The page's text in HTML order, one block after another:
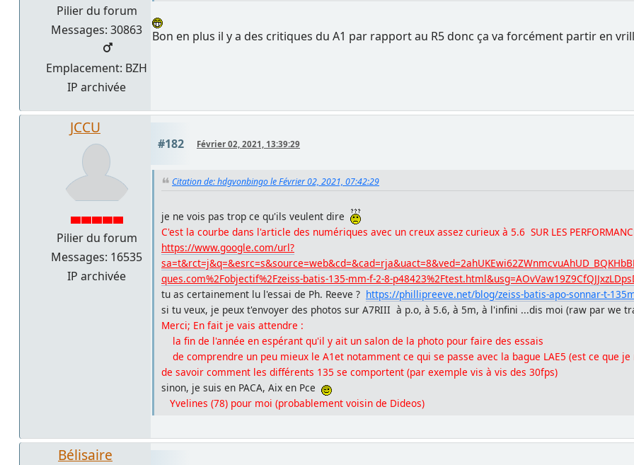
Pilier du forum
Messages: 30863
Emplacement: BZH
IP archivée
Bon en plus il y a des critiques du A1 par rapport au R5 donc ça va forcément partir en
JCCU
Pilier du forum
Messages: 16535
IP archivée
#182 Février 02, 2021, 13:39:29
Citation de: hdgvonbingo le Février 02, 2021, 07:42:29
je ne vois pas trop ce qu'ils veulent dire
C'est la courbe dans l'article des numériques avec un creux assez curieux à 5.6 SUR LES
https://www.google.com/url?
ques.com%2Fobjectif%2Fzeiss-batis-135-mm-f-2-8-
tu as certainement lu l'essai de Ph. Reeve ? https://phillipreeve.net/blog/zeiss-batis-apo-sonnar-t-
si tu veux, je peux t'envoyer des photos sur A7RIII à p.o, à 5.6, à 5m, à l'infini ...dis moi (raw par we
Merci; En fait je vais attendre :
la fin de l'année en espérant qu'il y ait un salon de la photo pour faire des essais
de comprendre un peu mieux le A1et notamment ce qui se passe avec la bague LAE5 (est ce que
de savoir comment les différents 135 se comportent (par exemple vis à vis des 30fps)
sinon, je suis en PACA, Aix en Pce
Yvelines (78) pour moi (probablement voisin de Dideos)
Bélisaire